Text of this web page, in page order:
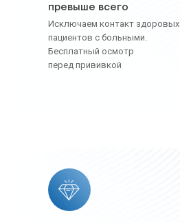
превыше всего
Исключаем контакт здоровых
пациентов с больными.
Бесплатный осмотр
перед прививкой